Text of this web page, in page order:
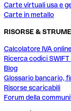
Carte virtuali usa e
Carte in metallo
RISORSE &
Calcolatore IVA
Ricerca codici SWIFT
Blog
Glossario bancario,
Risorse scaricabili
Forum della